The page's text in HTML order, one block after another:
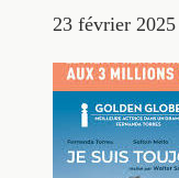
23 février 2025